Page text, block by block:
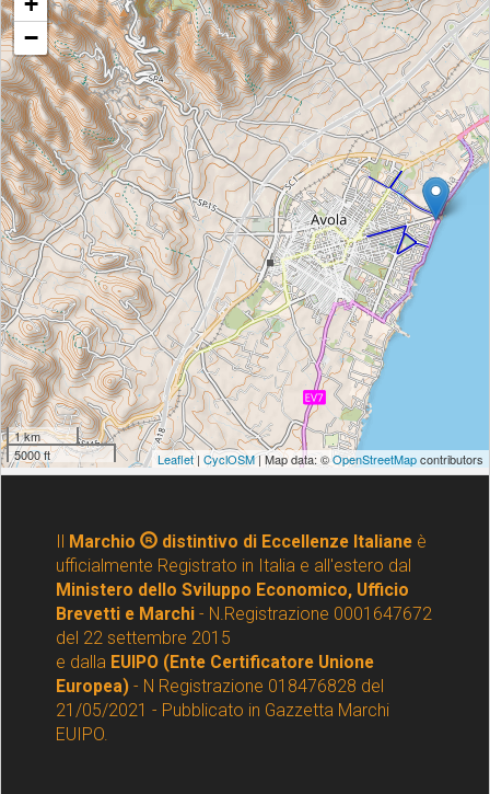
Marchio distintivo di Eccellenze Italianeè
ufficialmente Registrato in Italia e all'estero dal
Ministero dello Sviluppo Economico, Ufficio
Brevetti e Marchi - N.Registrazione 0001647672
del 22 settembre 2015
e dalla EUIPO (Ente Certificatore Unione
Europea) - N Registrazione 018476828 del
21/05/2021 - Pubblicato in Gazzetta Marchi
EUIPO.